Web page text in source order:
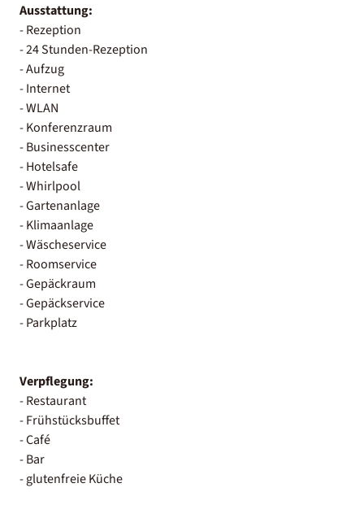
Ausstattung:
- Rezeption
- 24 Stunden-Rezeption
- Aufzug
- Internet
- WLAN
- Konferenzraum
- Businesscenter
- Hotelsafe
- Whirlpool
- Gartenanlage
- Klimaanlage
- Wäscheservice
- Roomservice
- Gepäckraum
- Gepäckservice
- Parkplatz
Verpflegung:
- Restaurant
- Frühstücksbuffet
- Café
- Bar
- glutenfreie Küche